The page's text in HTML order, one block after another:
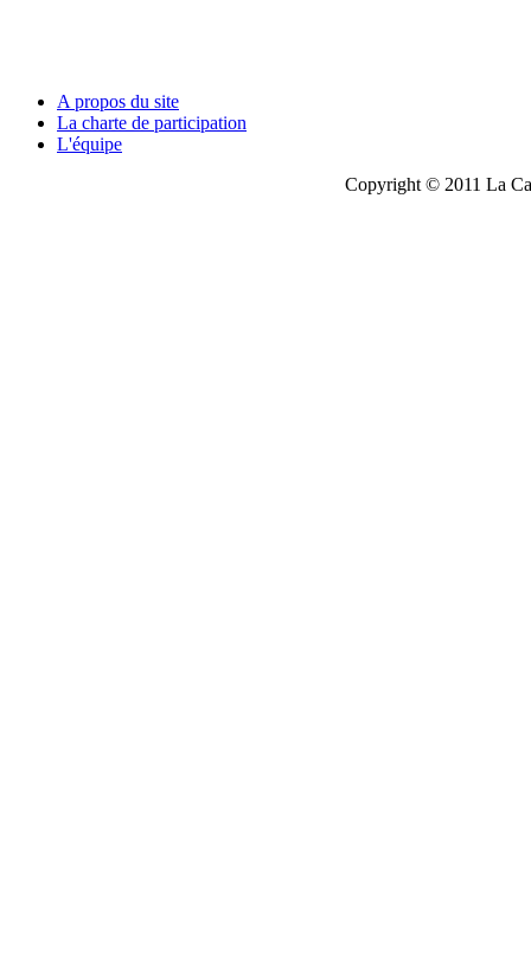
A propos du site
La charte de participation
L'équipe
Copyright © 2011 La